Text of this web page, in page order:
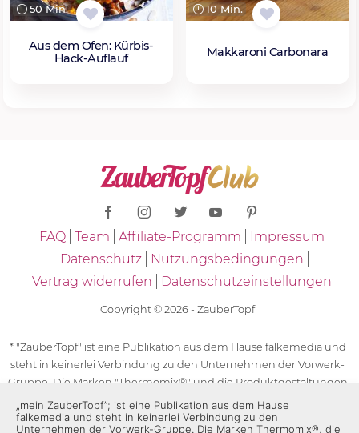
50 Min.
Aus dem Ofen: Kürbis-
Hack-Auflauf
10 Min.
Makkaroni Carbonara
FAQ Team Affiliate-Programm
Impressum
Datenschutz
Nutzungsbedingungen
Vertrag widerrufen
Datenschutzeinstellungen
Copyright © 2026 - ZauberTopf
* "ZauberTopf" ist eine Publikation aus dem Hause falkemedia und
steht in keinerlei Verbindung zu den Unternehmen der Vorwerk-
Gruppe. Die Marken "Thermomix®" und die Produktgestaltungen
des "Thermomix®" sind eingetragene Marken der Unternehmen
der Vorwerk-Gruppe. Die Marken Thermomix®, die Zeichen TM5®,
„mein ZauberTopf”; ist eine Publikation aus dem Hause
falkemedia und steht in keinerlei Verbindung zu den
Unternehmen der Vorwerk-Gruppe. Die Marken Thermomix®, die